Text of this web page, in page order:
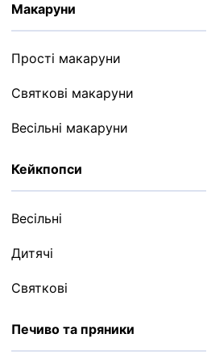
Макаруни
Прості макаруни
Святкові макаруни
Весільні макаруни
Кейкпопси
Весільні
Дитячі
Святкові
Печиво та пряники